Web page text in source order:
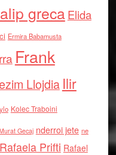
grecaElida
Ermira Babamusta
Frank
Llojdia Ilir
Kolec Traboini
Gecaj nderroi jete ne
Rafaela Prifti Rafael